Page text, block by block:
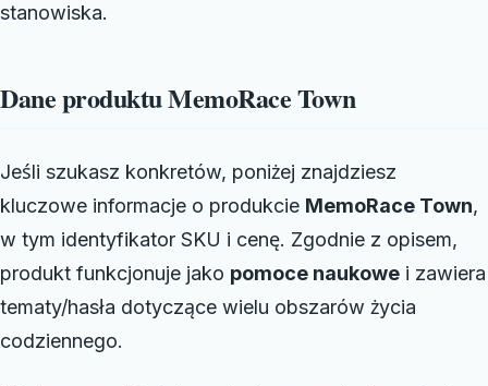
stanowiska.
Dane produktu MemoRace Town
Jeśli szukasz konkretów, poniżej znajdziesz
kluczowe informacje o produkcie MemoRace Town,
w tym identyfikator SKU i cenę. Zgodnie z opisem,
produkt funkcjonuje jako pomoce naukowe i zawiera
tematy/hasła dotyczące wielu obszarów życia
codziennego.